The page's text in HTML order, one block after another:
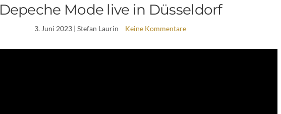
Depeche Mode live in Düsseldorf
3. Juni 2023 | Stefan Laurin Keine Kommentare